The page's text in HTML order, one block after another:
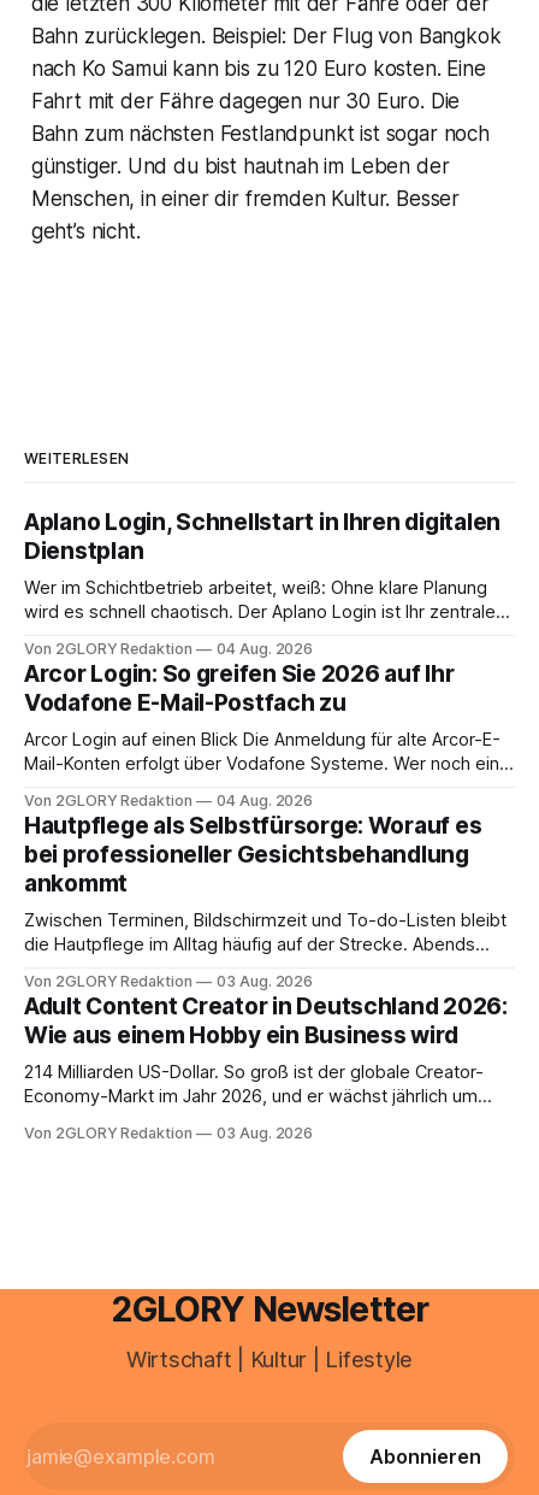
Bahn zurücklegen. Beispiel: Der Flug von Bangkok
nach Ko Samui kann bis zu 120 Euro kosten. Eine
Fahrt mit der Fähre dagegen nur 30 Euro. Die
Bahn zum nächsten Festlandpunkt ist sogar noch
günstiger. Und du bist hautnah im Leben der
Menschen, in einer dir fremden Kultur. Besser
geht’s nicht.
WEITERLESEN
Aplano Login, Schnellstart in Ihren digitalen
Dienstplan
Wer im Schichtbetrieb arbeitet, weiß: Ohne klare Planung
wird es schnell chaotisch. Der Aplano Login ist Ihr zentraler
abwesenheiten und die gesamte kommunikation rund um
Ihr personal digital zu organisieren. In diesem Leitfaden
erfahren Sie alles, was Sie für einen reibungslosen Einstieg
brauchen, von der Registrierung
Von 2GLORY Redaktion 04 Aug. 2026
Arcor Login: So greifen Sie 2026 auf Ihr
Vodafone E-Mail-Postfach zu
Arcor Login auf einen Blick Die Anmeldung für alte Arcor-E-
Mail-Konten erfolgt über Vodafone Systeme. Wer noch eine
besitzt, loggt sich heute über das Vodafone E-Mail & Cloud
Portal ein. Der klassische Arcor Login über mail.
Von 2GLORY Redaktion 04 Aug. 2026
Hautpflege als Selbstfürsorge: Worauf es
bei professioneller Gesichtsbehandlung
ankommt
Zwischen Terminen, Bildschirmzeit und To-do-Listen bleibt
die Hautpflege im Alltag häufig auf der Strecke. Abends
Drogerie – mehr ist zeitlich oft nicht drin. Dabei reagiert die
Haut empfindlich auf Stress, Schlafmangel und
Umwelteinflüsse: Sie wirkt müde, spannt oder neigt zu
Unreinheiten. Professionelle
Von 2GLORY Redaktion 03 Aug. 2026
Adult Content Creator in Deutschland 2026:
Wie aus einem Hobby ein Business wird
214 Milliarden US-Dollar. So groß ist der globale Creator-
Economy-Markt im Jahr 2026, und er wächst jährlich um
ist längst ein ernstzunehmender Wirtschaftszweig. Weltweit
Von 2GLORY Redaktion 03 Aug. 2026
2GLORY Newsletter
Wirtschaft | Kultur | Lifestyle
Abonnieren